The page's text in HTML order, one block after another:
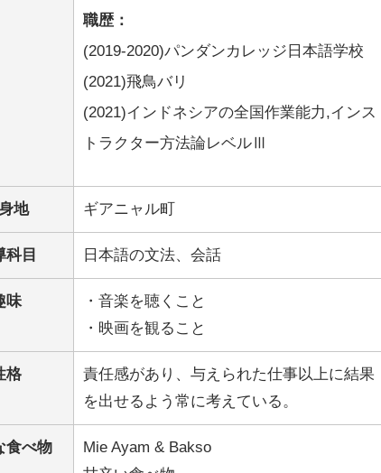
職歴：
(2019-2020)パンダンカレッジ日本語学校
(2021)飛鳥バリ
(2021)インドネシアの全国作業能力,インス
トラクター方法論レベルⅢ
地 ギアニャル町
科目 日本語の文法、会話
味
・音楽を聴くこと
・映画を観ること
格
責任感があり、与えられた仕事以上に結果
を出せるよう常に考えている。
食べ物
Mie Ayam & Bakso